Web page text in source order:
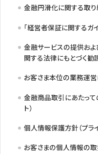
金融円滑化に関する取
「経営者保証に関するガ
金融サービスの提供お
関する法律にもとづく勧
お客さま本位の業務運
金融商品取引にあたって
ト）
個人情報保護方針（プラ
お客さまの個人情報の